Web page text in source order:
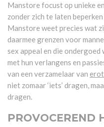
Manstore focust op unieke
zonder zich te laten
Manstore weet precies wat
daarmee grenzen voor
sex appeal en die
met hun verlangens en
van een verzamelaar van
niet zomaar ‘iets’ dragen,
dragen.
PROVOCEREND